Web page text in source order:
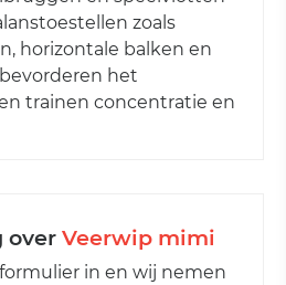
zoals
horizontale balken en
het
trainen concentratie en
over Veerwip mimi
in en wij nemen